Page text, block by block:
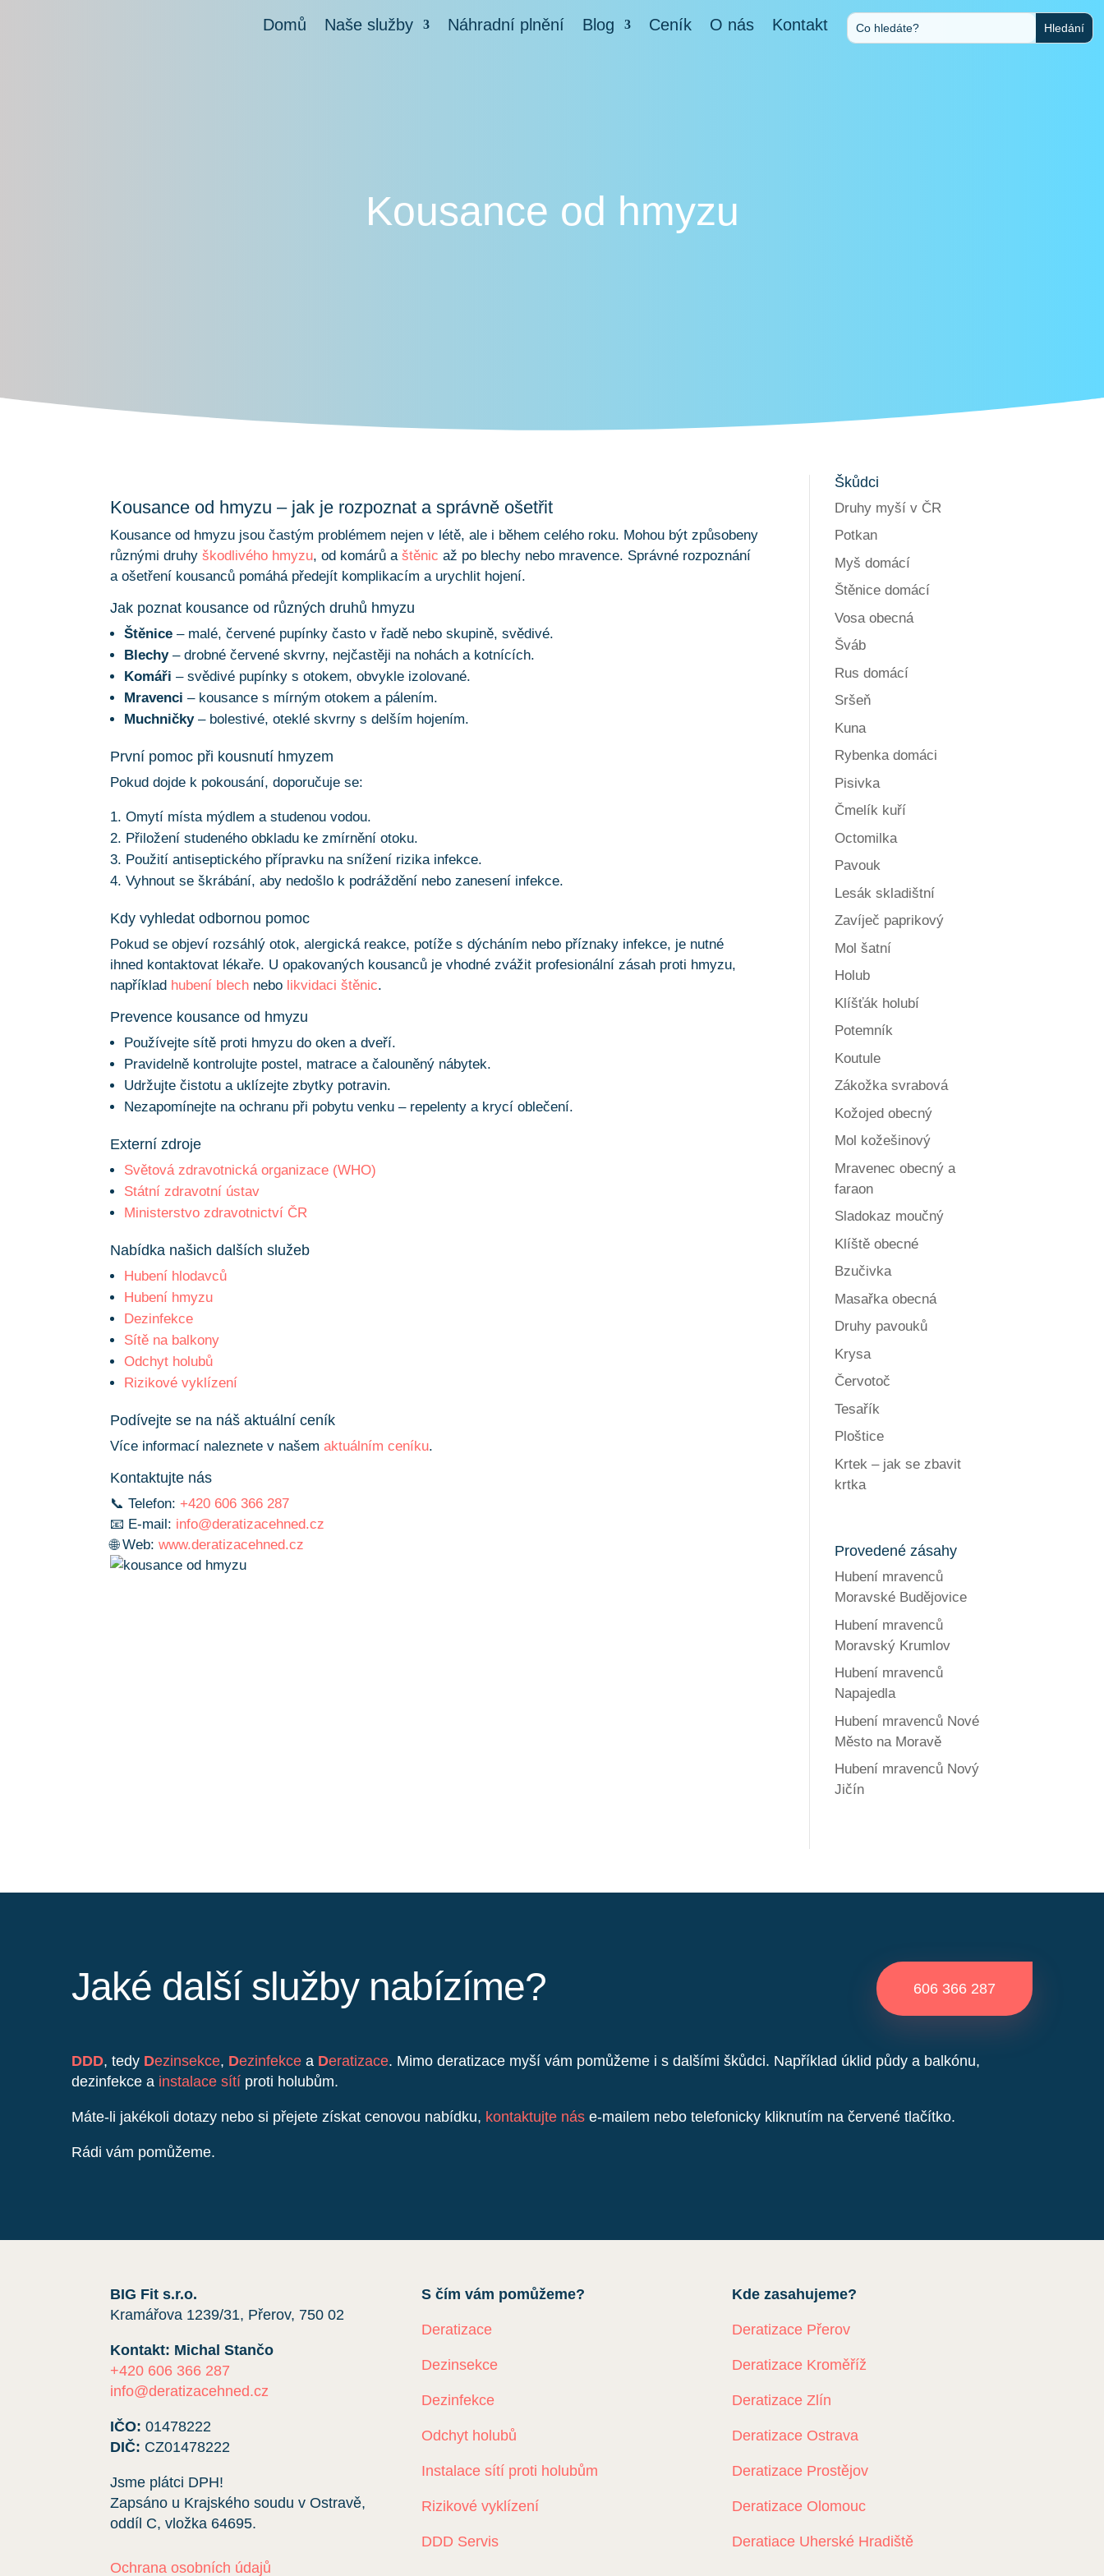
Domů Naše služby Náhradní plnění Blog Ceník O nás Kontakt
Kousance od hmyzu
Kousance od hmyzu – jak je rozpoznat a správně ošetřit
Kousance od hmyzu jsou častým problémem nejen v létě, ale i během celého roku. Mohou být způsobeny
různými druhyškodlivého hmyzu, od komárů aštěnic až po blechy nebo mravence. Správné rozpoznání
a ošetření kousanců pomáhá předejít komplikacím a urychlit hojení.
Jak poznat kousance od různých druhů hmyzu
Štěnice – malé, červené pupínky často v řadě nebo skupině, svědivé.
Blechy– drobné červené skvrny, nejčastěji na nohách a kotnících.
Komáři – svědivé pupínky s otokem, obvykle izolované.
Mravenci – kousance s mírným otokem a pálením.
Muchničky– bolestivé, oteklé skvrny s delším hojením.
První pomoc při kousnutí hmyzem
Pokud dojde k pokousání, doporučuje se:
Omytí místa mýdlem a studenou vodou.
Přiložení studeného obkladu ke zmírnění otoku.
Použití antiseptického přípravku na snížení rizika infekce.
Vyhnout se škrábání, aby nedošlo k podráždění nebo zanesení infekce.
Kdy vyhledat odbornou pomoc
Pokud se objeví rozsáhlý otok, alergická reakce, potíže s dýcháním nebo příznaky infekce, je nutné
ihned kontaktovat lékaře. U opakovaných kousanců je vhodné zvážit profesionální zásah proti hmyzu,
například hubení blech nebo likvidaci štěnic.
Prevence kousance od hmyzu
Používejte sítě proti hmyzu do oken a dveří.
Pravidelně kontrolujte postel, matrace a čalouněný nábytek.
Udržujte čistotu a uklízejte zbytky potravin.
Nezapomínejte na ochranu při pobytu venku – repelenty a krycí oblečení.
Externí zdroje
Světová zdravotnická organizace (WHO)
Státní zdravotní ústav
Ministerstvo zdravotnictví ČR
Nabídka našich dalších služeb
Hubení hlodavců
Hubení hmyzu
Dezinfekce
Sítě na balkony
Odchyt holubů
Rizikové vyklízení
Podívejte se na náš aktuální ceník
Více informací naleznete v našemaktuálním ceníku.
Kontaktujte nás
📞 Telefon:+420 606 366 287
📧 E-mail: info@deratizacehned.cz
🌐 Web:www.deratizacehned.cz
Škůdci
Druhy myší v ČR
Potkan
Myš domácí
Štěnice domácí
Vosa obecná
Šváb
Rus domácí
Sršeň
Kuna
Rybenka domáci
Pisivka
Čmelík kuří
Octomilka
Pavouk
Lesák skladištní
Zavíječ paprikový
Mol šatní
Holub
Klíšťák holubí
Potemník
Koutule
Zákožka svrabová
Kožojed obecný
Mol kožešinový
Mravenec obecný a
faraon
Sladokaz moučný
Klíště obecné
Bzučivka
Masařka obecná
Druhy pavouků
Krysa
Červotoč
Tesařík
Ploštice
Krtek – jak se zbavit
krtka
Provedené zásahy
Hubení mravenců
Moravské Budějovice
Hubení mravenců
Moravský Krumlov
Hubení mravenců
Napajedla
Hubení mravenců Nové
Město na Moravě
Hubení mravenců Nový
Jičín
Jaké další služby nabízíme? 606 366 287
DDD, tedy Dezinsekce, Dezinfekce a Deratizace. Mimo deratizace myší vám pomůžeme i s dalšími škůdci. Například úklid půdy a balkónu,
dezinfekce a instalace sítí proti holubům.
Máte-li jakékoli dotazy nebo si přejete získat cenovou nabídku, kontaktujte nás e-mailem nebo telefonicky kliknutím na červené tlačítko.
Rádi vám pomůžeme.
BIG Fit s.r.o.
Kramářova 1239/31, Přerov, 750 02
Kontakt: Michal Stančo
+420 606 366 287
info@deratizacehned.cz
IČO: 01478222
DIČ: CZ01478222
Jsme plátci DPH!
Zapsáno u Krajského soudu v Ostravě,
oddíl C, vložka 64695.
Ochrana osobních údajů
S čím vám pomůžeme?
Deratizace
Dezinsekce
Dezinfekce
Odchyt holubů
Instalace sítí proti holubům
Rizikové vyklízení
DDD Servis
Kde zasahujeme?
Deratizace Přerov
Deratizace Kroměříž
Deratizace Zlín
Deratizace Ostrava
Deratizace Prostějov
Deratizace Olomouc
Deratiace Uherské Hradiště